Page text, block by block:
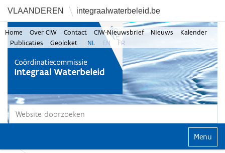
VLAANDEREN integraalwaterbeleid.be
Zoek
Home Over CIW Contact CIW-Nieuwsbrief Nieuws
Kalender
Publicaties
Geoloket NL EN FR
Klap